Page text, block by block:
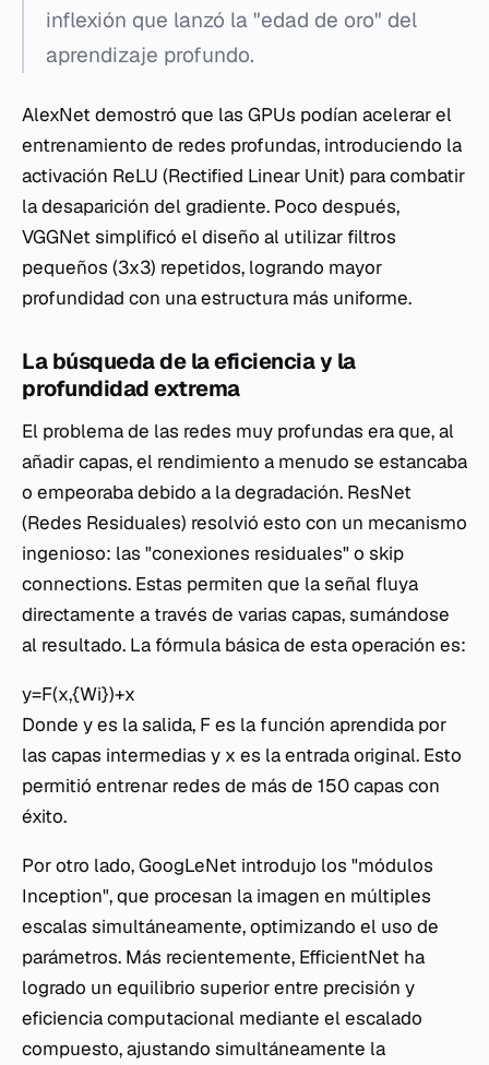
inflexión que lanzó la "edad de oro" del
aprendizaje profundo.
AlexNet demostró que las GPUs podían acelerar el
entrenamiento de redes profundas, introduciendo la
activación ReLU (Rectified Linear Unit) para combatir
la desaparición del gradiente. Poco después,
VGGNet simplificó el diseño al utilizar filtros
pequeños (3x3) repetidos, logrando mayor
profundidad con una estructura más uniforme.
La búsqueda de la eficiencia y la
profundidad extrema
El problema de las redes muy profundas era que, al
añadir capas, el rendimiento a menudo se estancaba
o empeoraba debido a la degradación. ResNet
(Redes Residuales) resolvió esto con un mecanismo
ingenioso: las "conexiones residuales" o skip
connections. Estas permiten que la señal fluya
directamente a través de varias capas, sumándose
al resultado. La fórmula básica de esta operación es:
y=F(x,{Wi​})+x
Donde yes la salida, Fes la función aprendida por
las capas intermedias y x es la entrada original. Esto
permitió entrenar redes de más de 150 capas con
éxito.
Por otro lado, GoogLeNet introdujo los "módulos
Inception", que procesan la imagen en múltiples
escalas simultáneamente, optimizando el uso de
parámetros. Más recientemente, EfficientNet ha
logrado un equilibrio superior entre precisión y
eficiencia computacional mediante el escalado
compuesto, ajustando simultáneamente la